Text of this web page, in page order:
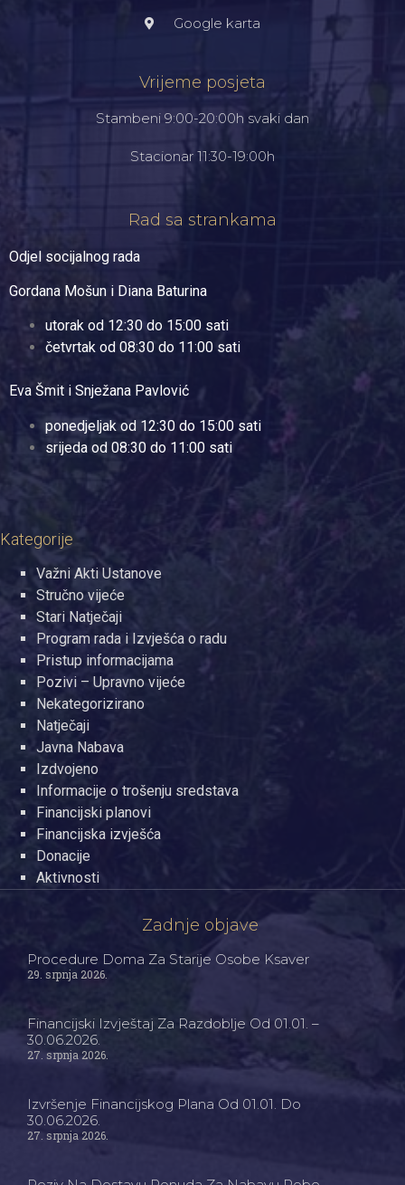
Google karta
Vrijeme posjeta
Stambeni 9:00-20:00h svaki dan
Stacionar 11:30-19:00h
Rad sa strankama
Odjel socijalnog rada
Gordana Mošun i Diana Baturina
utorak od 12:30 do 15:00 sati
četvrtak od 08:30 do 11:00 sati
Eva Šmit i Snježana Pavlović
ponedjeljak od 12:30 do 15:00 sati
srijeda od 08:30 do 11:00 sati
Kategorije
Važni Akti Ustanove
Stručno vijeće
Stari Natječaji
Program rada i Izvješća o radu
Pristup informacijama
Pozivi – Upravno vijeće
Nekategorizirano
Natječaji
Javna Nabava
Izdvojeno
Informacije o trošenju sredstava
Financijski planovi
Financijska izvješća
Donacije
Aktivnosti
Zadnje objave
Procedure Doma Za Starije Osobe Ksaver
29. srpnja 2026.
Financijski Izvještaj Za Razdoblje Od 01.01. –
30.06.2026.
27. srpnja 2026.
Izvršenje Financijskog Plana Od 01.01. Do
30.06.2026.
27. srpnja 2026.